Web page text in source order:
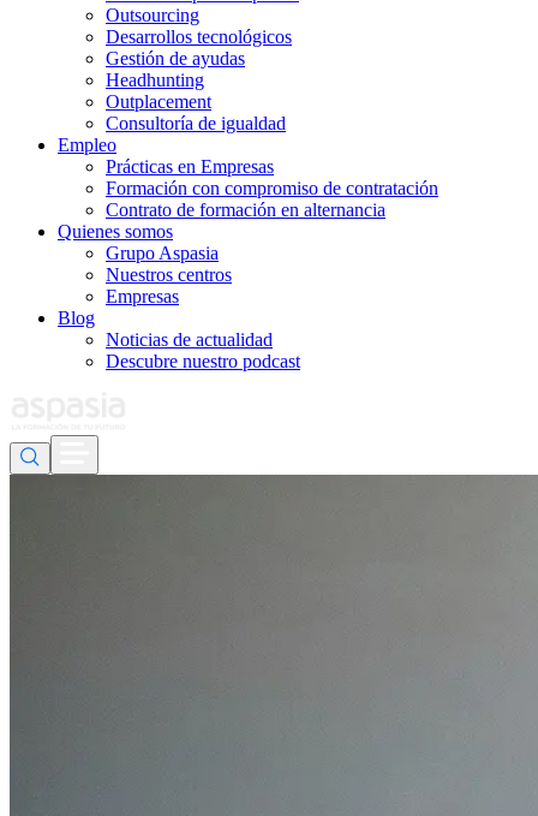
Outsourcing
Desarrollos tecnológicos
Gestión de ayudas
Headhunting
Outplacement
Consultoría de igualdad
Empleo
Prácticas en Empresas
Formación con compromiso de contratación
Contrato de formación en alternancia
Quienes somos
Grupo Aspasia
Nuestros centros
Empresas
Blog
Noticias de actualidad
Descubre nuestro podcast